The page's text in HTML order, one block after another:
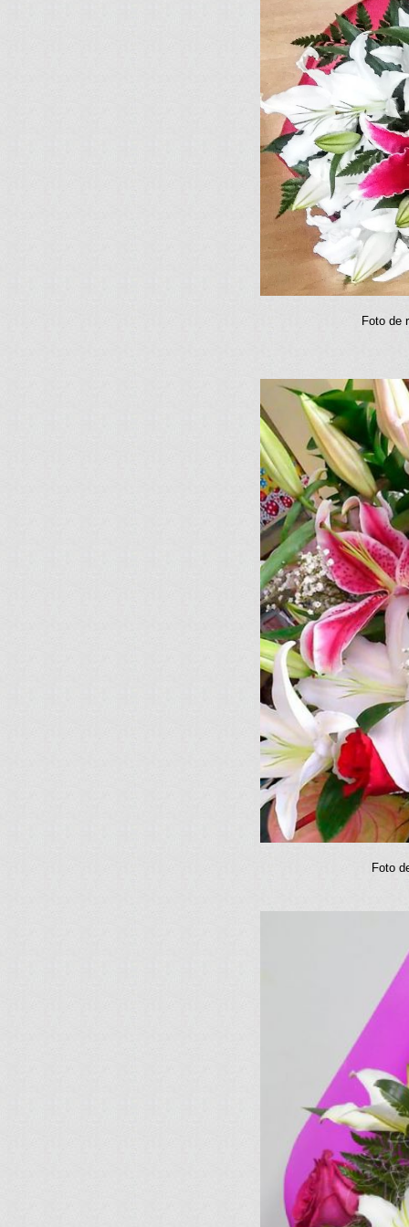
Foto de
Foto